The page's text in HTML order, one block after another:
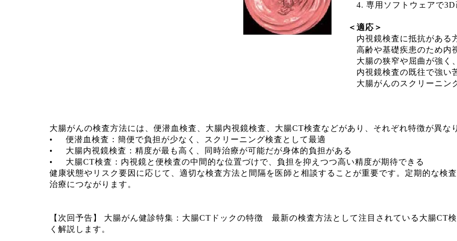
4. 専用ソフトウェアで3D
＜適応＞
内視鏡検査に抵抗がある
高齢や基礎疾患のため内
大腸の狭窄や屈曲が強く
内視鏡検査の既往で強い
大腸がんのスクリーニン
大腸がんの検査方法には、便潜血検査、大腸内視鏡検査、大腸CT検査などがあり、それぞれ特徴が異な
•
便潜血検査：簡便で負担が少なく、スクリーニング検査として最適
•
大腸内視鏡検査：精度が最も高く、同時治療が可能だが身体的負担がある
•
大腸CT検査：内視鏡と便検査の中間的な位置づけで、負担を抑えつつ高い精度が期待できる
健康状態やリスク要因に応じて、適切な検査方法と間隔を医師と相談することが重要です。定期的な検
治療につながります。
【次回予告】 大腸がん健診特集：大腸CTドックの特徴 最新の検査方法として注目されている大腸CT
く解説します。